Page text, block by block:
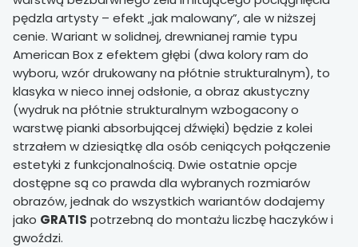
pędzla artysty – efekt „jak malowany”, ale w niższej
cenie. Wariant w solidnej, drewnianej ramie typu
American Box z efektem głębi (dwa kolory ram do
wyboru, wzór drukowany na płótnie strukturalnym), to
klasyka w nieco innej odsłonie, a obraz akustyczny
(wydruk na płótnie strukturalnym wzbogacony o
warstwę pianki absorbującej dźwięki) będzie z kolei
strzałem w dziesiątkę dla osób ceniących połączenie
estetyki z funkcjonalnością. Dwie ostatnie opcje
dostępne są co prawda dla wybranych rozmiarów
obrazów, jednak do wszystkich wariantów dodajemy
jako GRATIS potrzebną do montażu liczbę haczyków i
gwoździ.